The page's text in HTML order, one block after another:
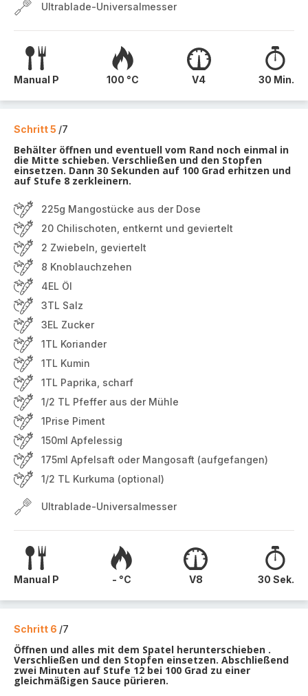
Ultrablade-Universalmesser
Manual P 100 °C V4 30 Min.
Schritt 5 /7
Behälter öffnen und eventuell vom Rand noch einmal in
die Mitte schieben. Verschließen und den Stopfen
einsetzen. Dann 30 Sekunden auf 100 Grad erhitzen und
auf Stufe 8 zerkleinern.
225g Mangostücke aus der Dose
20 Chilischoten, entkernt und geviertelt
2 Zwiebeln, geviertelt
8 Knoblauchzehen
4EL Öl
3TL Salz
3EL Zucker
1TL Koriander
1TL Kumin
1TL Paprika, scharf
1/2 TL Pfeffer aus der Mühle
1Prise Piment
150ml Apfelessig
175ml Apfelsaft oder Mangosaft (aufgefangen)
1/2 TL Kurkuma (optional)
Ultrablade-Universalmesser
Manual P - °C V8 30 Sek.
Schritt 6 /7
Öffnen und alles mit dem Spatel herunterschieben .
Verschließen und den Stopfen einsetzen. Abschließend
zwei Minuten auf Stufe 12 bei 100 Grad zu einer
gleichmäßigen Sauce pürieren.